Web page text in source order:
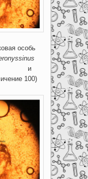
особь
и
100)